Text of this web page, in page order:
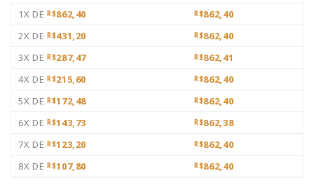
1X DE R$862,40 R$862,40
2X DE R$431,20 R$862,40
3X DE R$287,47 R$862,41
4X DE R$215,60 R$862,40
5X DE R$172,48 R$862,40
6X DE R$143,73 R$862,38
7X DE R$123,20 R$862,40
8X DE R$107,80 R$862,40